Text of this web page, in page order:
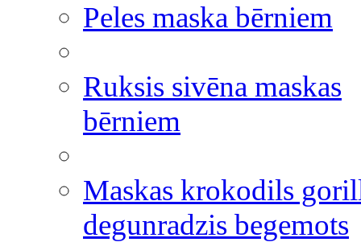
Peles maska bērniem
Ruksis sivēna maskas
bērniem
Maskas krokodils
degunradzis begemots